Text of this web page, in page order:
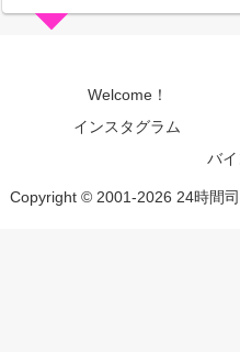
Welcome！
インスタグラム
バ
Copyright © 2001-2026 24時間